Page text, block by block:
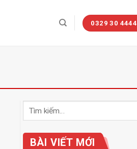
0329 30 4444
BÀI VIẾT MỚI